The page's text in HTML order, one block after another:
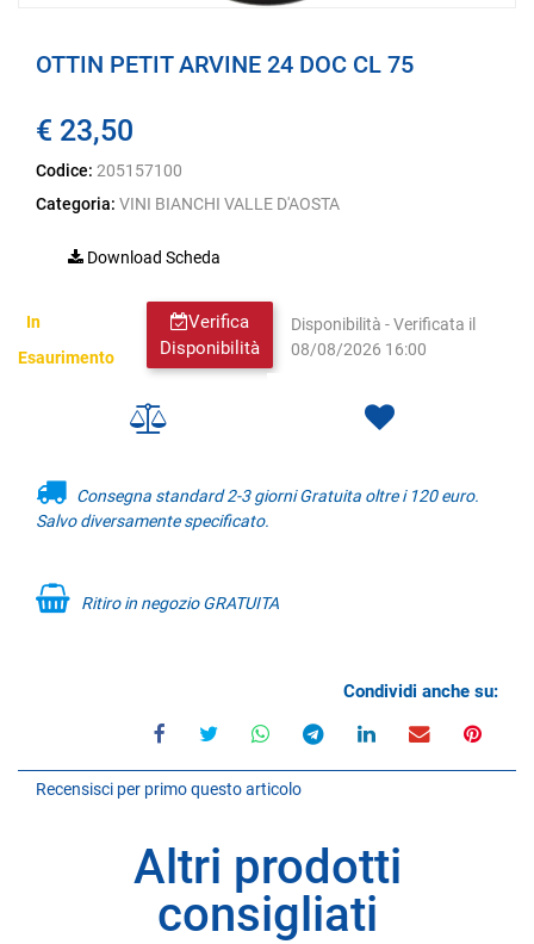
OTTIN PETIT ARVINE 24 DOC CL 75
€ 23,50
Codice: 205157100
Categoria: VINI BIANCHI VALLE D'AOSTA
Download Scheda
Verifica
Disponibilità
In
Esaurimento
Disponibilità - Verificata il
08/08/2026 16:00
Consegna standard 2-3 giorni Gratuita oltre i 120 euro.
Salvo diversamente specificato.
Ritiro in negozio GRATUITA
Condividi anche su:
Recensisci per primo questo articolo
Altri prodotti
consigliati